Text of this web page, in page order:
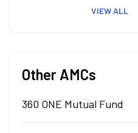
VIEW ALL
Other AMCs
360 ONE Mutual Fund